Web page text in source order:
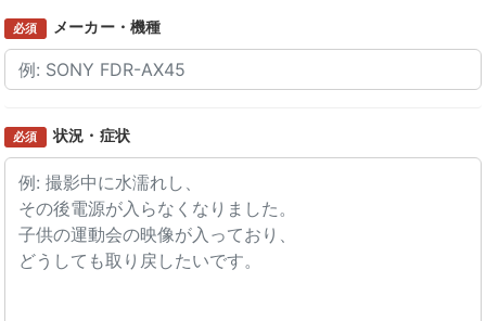
必須 メーカー・機種
必須 状況・症状